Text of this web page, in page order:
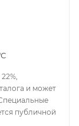
и может
публичной